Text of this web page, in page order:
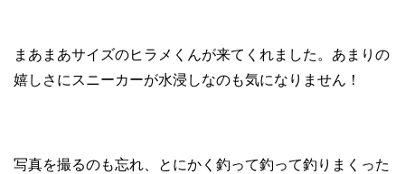
まあまあサイズのヒラメくんが来てくれました。あまりの
嬉しさにスニーカーが水浸しなのも気になりません！
写真を撮るのも忘れ、とにかく釣って釣って釣りまくった